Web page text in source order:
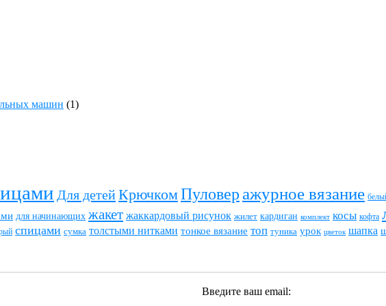
машин (1)
Для детейКрючкомПуловер ажурное вязание
для начинающих жакет жаккардовый рисунок жилет кардиган комплект косы кофта
спицами сумка толстыми нитками тонкое вязание топ туника урок цветок шапка
Введите ваш email: